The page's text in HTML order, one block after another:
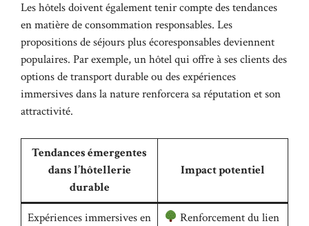
Les hôtels doivent également tenir compte des tendances
en matière de consommation responsables. Les
propositions de séjours plus écoresponsables deviennent
populaires. Par exemple, un hôtel qui offre à ses clients des
options de transport durable ou des expériences
immersives dans la nature renforcera sa réputation et son
attractivité.
Tendances émergentes
dans l’hôtellerie
durable
Impact potentiel
Expériences immersives en
Renforcement du lien